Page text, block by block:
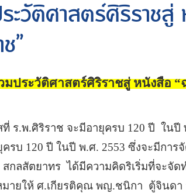
ะวัติศาสตร์ศิริราช
”
มประวัติศาสตร์ศิริราชสู่ หนังสือ“
ร.พ.ศิริราช จะมีอายุครบ 120 ปี ในปี
ครบ 120 ปี ในปี พ.ศ. 2553 ซึ่งจะมีการ
สกลสัตยาทร ได้มีความคิดริเริ่มที่จะจัด
ายให้ ศ.เกียรติคุณ พญ.ชนิกา ตู้จินด